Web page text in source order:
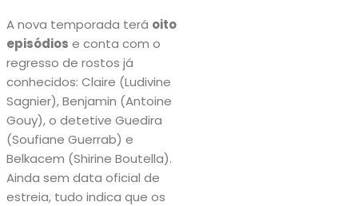
A nova temporada terá oito
episódios e conta com o
regresso de rostos já
conhecidos: Claire (Ludivine
Sagnier), Benjamin (Antoine
Gouy), o detetive Guedira
(Soufiane Guerrab) e
Belkacem (Shirine Boutella).
Ainda sem data oficial de
estreia, tudo indica que os